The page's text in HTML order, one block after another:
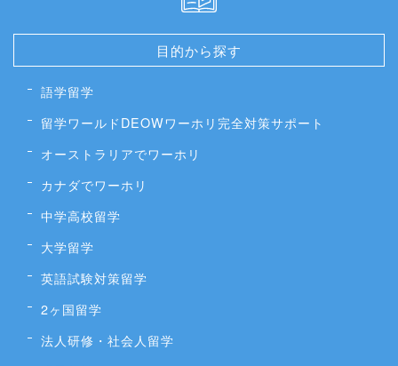
目的から探す
語学留学
留学ワールドDEOWワーホリ完全対策サポート
オーストラリアでワーホリ
カナダでワーホリ
中学高校留学
大学留学
英語試験対策留学
2ヶ国留学
法人研修・社会人留学